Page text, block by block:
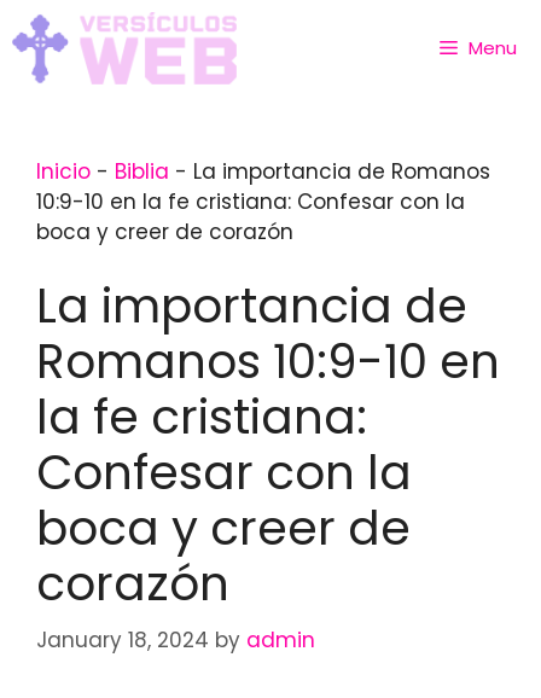
Skip
to
content
Menu
Inicio - Biblia - La importancia de Romanos
10:9-10 en la fe cristiana: Confesar con la
boca y creer de corazón
La importancia de
Romanos 10:9-10 en
la fe cristiana:
Confesar con la
boca y creer de
corazón
January 18, 2024 by admin